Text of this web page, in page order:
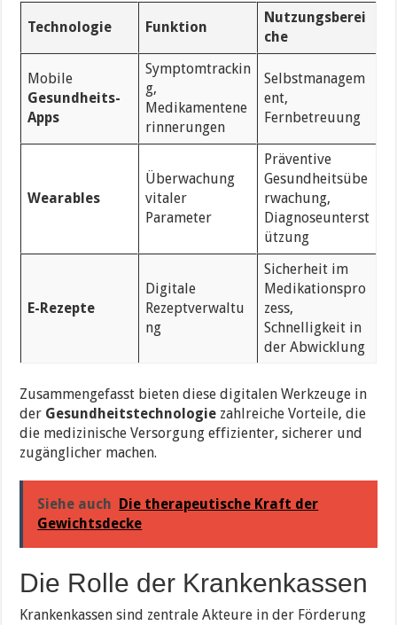
Technologie Funktion
Nutzungsberei
che
Mobile
Gesundheits-
Apps
Symptomtrackin
g,
Medikamentene
rinnerungen
Selbstmanagem
ent,
Fernbetreuung
Wearables
Überwachung
vitaler
Parameter
Präventive
Gesundheitsübe
rwachung,
Diagnoseunterst
ützung
E-Rezepte
Digitale
Rezeptverwaltu
ng
Sicherheit im
Medikationspro
zess,
Schnelligkeit in
der Abwicklung
Zusammengefasst bieten diese digitalen Werkzeuge in
der Gesundheitstechnologie zahlreiche Vorteile, die
die medizinische Versorgung effizienter, sicherer und
zugänglicher machen.
Siehe auch
Die therapeutische Kraft der
Gewichtsdecke
Die Rolle der Krankenkassen
Krankenkassen sind zentrale Akteure in der Förderung